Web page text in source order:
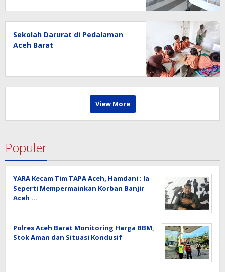
Sekolah Darurat di Pedalaman
Aceh Barat
View More
Populer
YARA Kecam Tim TAPA Aceh, Hamdani : Ia
Seperti Mempermainkan Korban Banjir
Aceh …
Polres Aceh Barat Monitoring Harga BBM,
Stok Aman dan Situasi Kondusif